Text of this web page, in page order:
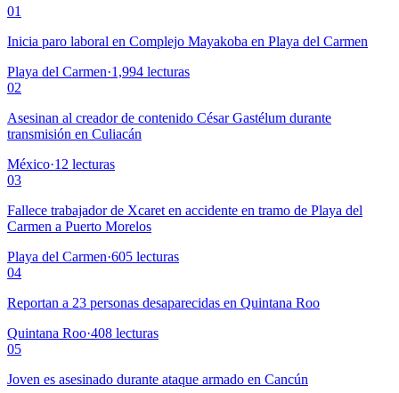
01
Inicia paro laboral en Complejo Mayakoba en Playa del Carmen
Playa del Carmen·1,994 lecturas
02
Asesinan al creador de contenido César Gastélum durante
transmisión en Culiacán
México·12 lecturas
03
Fallece trabajador de Xcaret en accidente en tramo de Playa del
Carmen a Puerto Morelos
Playa del Carmen·605 lecturas
04
Reportan a 23 personas desaparecidas en Quintana Roo
Quintana Roo·408 lecturas
05
Joven es asesinado durante ataque armado en Cancún